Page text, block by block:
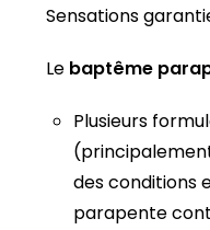
Sensations
Le baptême
Plusieurs
des conditions
parapente